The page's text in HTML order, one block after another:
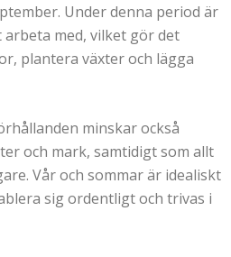
Under denna period är
med, vilket gör det
plantera växter och lägga
minskar också
och mark, samtidigt som allt
Vår och sommar är idealiskt
sig ordentligt och trivas i